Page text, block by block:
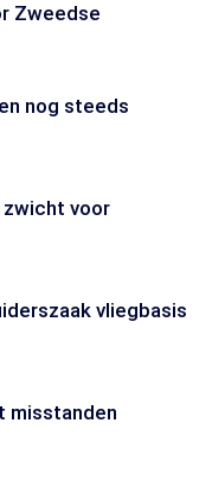
Zweedse
nog steeds
zwicht voor
vliegbasis
misstanden